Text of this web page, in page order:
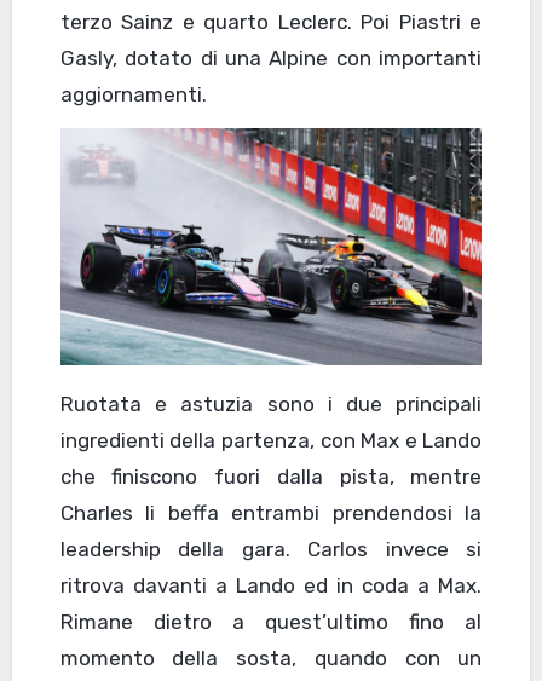
terzo Sainz e quarto Leclerc. Poi Piastri e
Gasly, dotato di una Alpine con importanti
aggiornamenti.
Ruotata e astuzia sono i due principali
ingredienti della partenza, con Max e Lando
che finiscono fuori dalla pista, mentre
Charles li beffa entrambi prendendosi la
leadership della gara. Carlos invece si
ritrova davanti a Lando ed in coda a Max.
Rimane dietro a quest’ultimo fino al
momento della sosta, quando con un